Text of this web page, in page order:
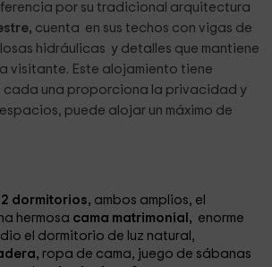
por su tradicional arquitectura
cuenta en sus techos con vigas de
hidráulicas y detalles que mantiene
visitante. Este alojamiento tiene
cada una proporciona la privacidad y
puede alojar un máximo de
2 dormitorios, ambos amplios, el
hermosa cama matrimonial, enorme
el dormitorio de luz natural,
ropa de cama, juego de sábanas